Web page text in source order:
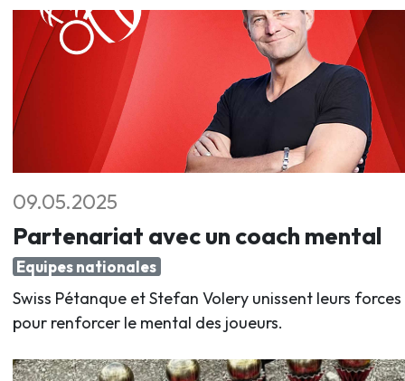
09.05.2025
Partenariat avec un coach mental
Equipes nationales
Swiss Pétanque et Stefan Volery unissent leurs forces
pour renforcer le mental des joueurs.